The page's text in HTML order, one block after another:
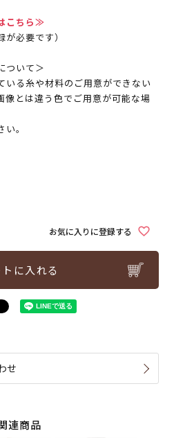
こちら≫
が必要です）
ついて＞
いる糸や材料のご用意ができない
像とは違う色でご用意が可能な場
。
お気に入りに登録する
に入れる
せ
連商品